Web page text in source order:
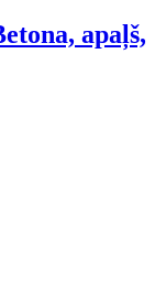
apaļš,